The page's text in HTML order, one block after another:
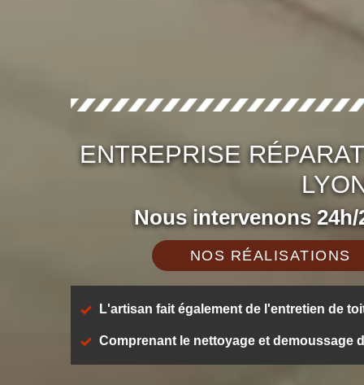
ENTREPRISE
Nous intervenons
NOS RÉALISATIONS
L'artisan fait également de l'entretien de
Comprenant le nettoyage et demoussage